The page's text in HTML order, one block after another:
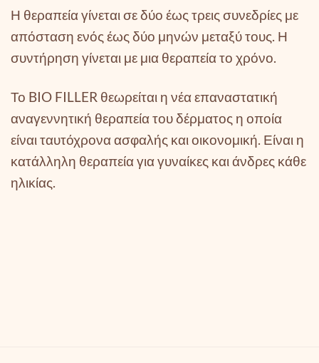
Η θεραπεία γίνεται σε δύο έως τρεις συνεδρίες με
απόσταση ενός έως δύο μηνών μεταξύ τους. Η
συντήρηση γίνεται με μια θεραπεία το χρόνο.
Το BIO FILLER θεωρείται η νέα επαναστατική
αναγεννητική θεραπεία του δέρματος η οποία
είναι ταυτόχρονα ασφαλής και οικονομική. Είναι η
κατάλληλη θεραπεία για γυναίκες και άνδρες κάθε
ηλικίας.